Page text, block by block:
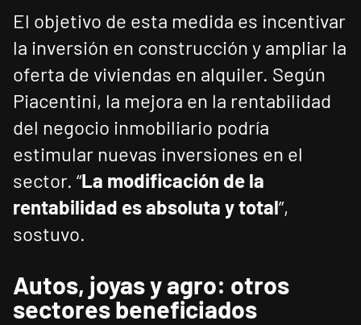
El objetivo de esta medida es incentivar
la inversión en construcción y ampliar la
oferta de viviendas en alquiler. Según
Piacentini, la mejora en la rentabilidad
del negocio inmobiliario podría
estimular nuevas inversiones en el
sector. “La modificación de la
rentabilidad es absoluta y total”,
sostuvo.
Autos, joyas y agro: otros
sectores beneficiados